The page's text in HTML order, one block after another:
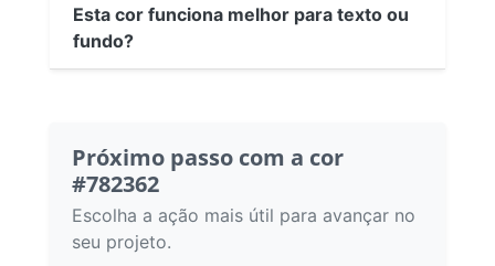
Esta cor funciona melhor para texto ou
fundo?
Próximo passo com a cor
#782362
Escolha a ação mais útil para avançar no
seu projeto.